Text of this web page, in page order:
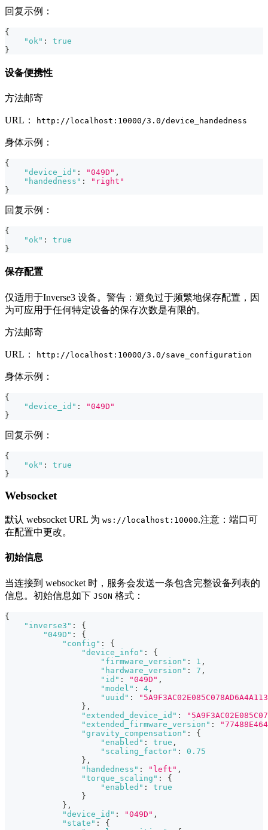
回复示例：
{
"ok" :
true
}
设备便携性
方法邮寄
URL： http://localhost:10000/3.0/device_handedness
身体示例：
{
"device_id" : "049D" ,
"handedness" :
"right"
}
回复示例：
{
"ok" :
true
}
保存配置
仅适用于Inverse3 设备。警告：避免过于频繁地保存配置，因
为可应用于任何特定设备的保存次数是有限的。
方法邮寄
URL： http://localhost:10000/3.0/save_configuration
身体示例：
{
"device_id" :
"049D"
}
回复示例：
{
"ok" :
true
}
Websocket
默认 websocket URL 为 ws://localhost:10000.注意：端口可
在配置中更改。
初始信息
当连接到 websocket 时，服务会发送一条包含完整设备列表的
信息。初始信息如下 JSON 格式：
{
"inverse3" :
{
"049D" :
{
"config" :
{
"device_info" :
{
"firmware_version" : 1 ,
"hardware_version" : 7 ,
"id" : "049D" ,
"model" : 4 ,
"uuid" :
} ,
"extended_device_id" :
"extended_firmware_version" :
"gravity_compensation" :
{
"enabled" : true ,
"scaling_factor" :
0.75
} ,
"handedness" : "left" ,
"torque_scaling" :
{
"enabled" :
true
}
} ,
"device_id" : "049D" ,
"state" :
{